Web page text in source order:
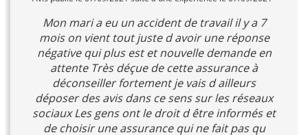
Mon mari a eu un accident de travail il y a 7
mois on vient tout juste d avoir une réponse
négative qui plus est et nouvelle demande en
attente Très déçue de cette assurance à
déconseiller fortement je vais d ailleurs
déposer des avis dans ce sens sur les réseaux
sociaux Les gens ont le droit d être informés et
de choisir une assurance qui ne fait pas qu